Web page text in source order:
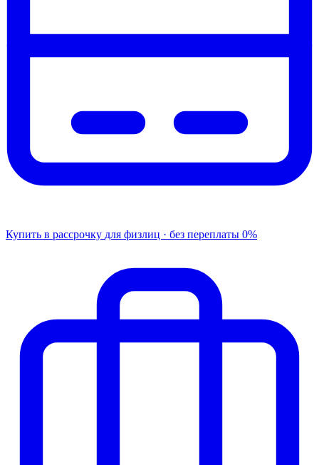
Купить в рассрочку для физлиц · без переплаты 0%